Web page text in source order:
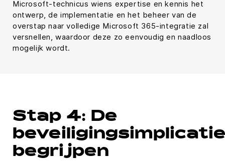
Microsoft-technicus wiens expertise en kennis het
ontwerp, de implementatie en het beheer van de
overstap naar volledige Microsoft 365-integratie zal
versnellen, waardoor deze zo eenvoudig en naadloos
mogelijk wordt.
Stap 4: De
begrijpen